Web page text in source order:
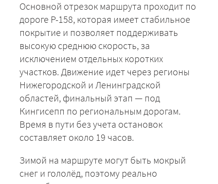
Основной отрезок маршрута проходит по
дороге Р-158, которая имеет стабильное
покрытие и позволяет поддерживать
высокую среднюю скорость, за
исключением отдельных коротких
участков. Движение идет через регионы
Нижегородской и Ленинградской
областей, финальный этап — под
Кингисепп по региональным дорогам.
Время в пути без учета остановок
составляет около 19 часов.
Зимой на маршруте могут быть мокрый
снег и гололёд, поэтому реально